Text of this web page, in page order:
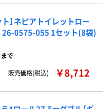
】ネピアトイレットロー
26-0575-055 1セット(8袋)
まで
販売価格(税込)
￥8,712